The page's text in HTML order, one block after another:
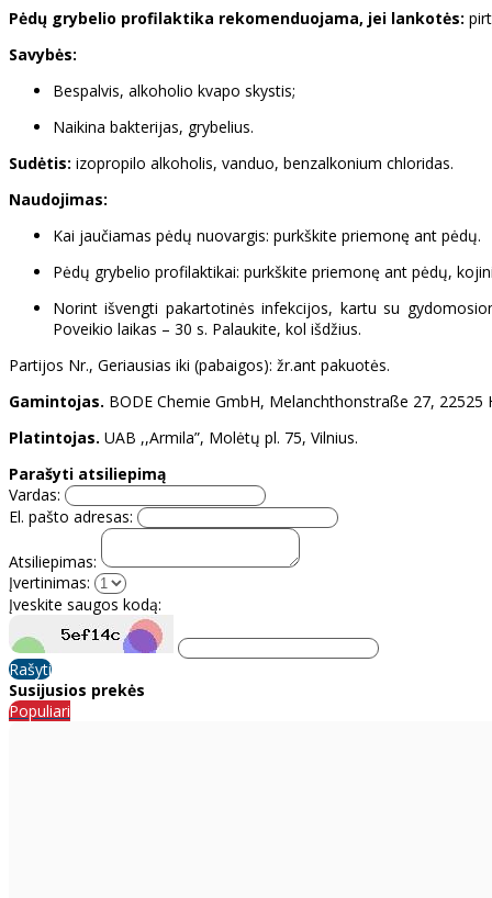
Pėdų grybelio profilaktika rekomenduojama, jei lankotės:
Savybės:
Bespalvis, alkoholio kvapo skystis;
Naikina bakterijas, grybelius.
Sudėtis: izopropilo alkoholis, vanduo, benzalkonium chloridas.
Naudojimas:
Kai jaučiamas pėdų nuovargis: purkškite priemonę ant pėdų.
Pėdų grybelio profilaktikai: purkškite priemonę ant pėdų,
Norint išvengti pakartotinės infekcijos, kartu su
Poveikio laikas – 30 s. Palaukite, kol išdžius.
Partijos Nr., Geriausias iki (pabaigos): žr.ant pakuotės.
Gamintojas. BODE Chemie GmbH, Melanchthonstraße 27, 22525
Platintojas. UAB ,,Armila”, Molėtų pl. 75, Vilnius.
Parašyti atsiliepimą
Vardas:
El. pašto adresas:
Atsiliepimas:
Įvertinimas:
Įveskite saugos kodą:
Rašyti
Susijusios prekės
Populiari